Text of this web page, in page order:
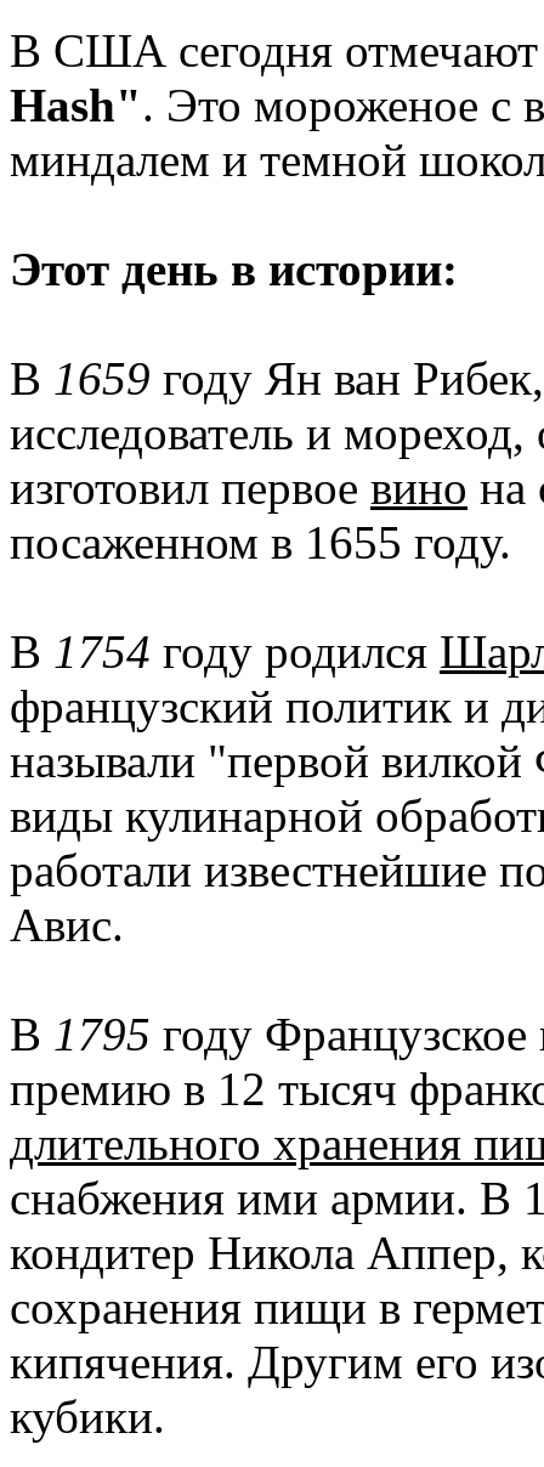
В США сегодня
Hash". Это мороженое с
миндалем и темной
Этот день в истории:
В 1659 году Ян ван
исследователь и
изготовил первое вино на
посаженном в 1655 году.
В 1754 году родился
французский политик и
называли "первой
виды кулинарной
работали известнейшие
Авис.
В 1795 году Французское
премию в 12 тысяч
длительного хранения
снабжения ими армии. В
кондитер Никола Аппер,
сохранения пищи в
кипячения. Другим его
кубики.